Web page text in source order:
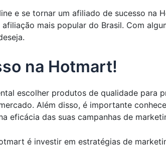
e se tornar um afiliado de sucesso na
mais popular do Brasil. Com
na Hotmart!
escolher produtos de qualidade para
Além disso, é importante
eficácia das suas campanhas de
é investir em estratégias de